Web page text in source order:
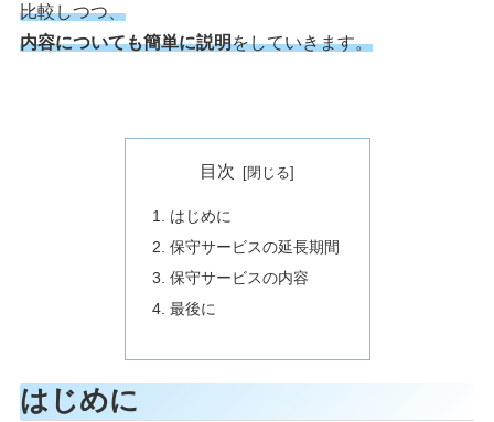
比較しつつ、
内容についても簡単に説明をしていきます。
目次
はじめに
保守サービスの延長期間
保守サービスの内容
最後に
はじめに